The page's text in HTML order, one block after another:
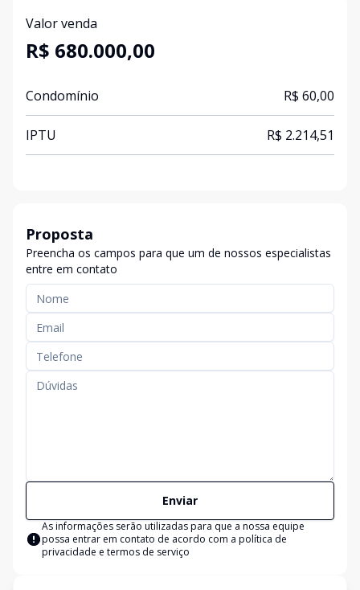
Valor venda
R$ 680.000,00
Condomínio R$ 60,00
IPTU R$ 2.214,51
Proposta
Preencha os campos para que um de nossos especialistas
entre em contato
Enviar
As informações serão utilizadas para que a nossa equipe
possa entrar em contato de acordo com a política de
privacidade e termos de serviço